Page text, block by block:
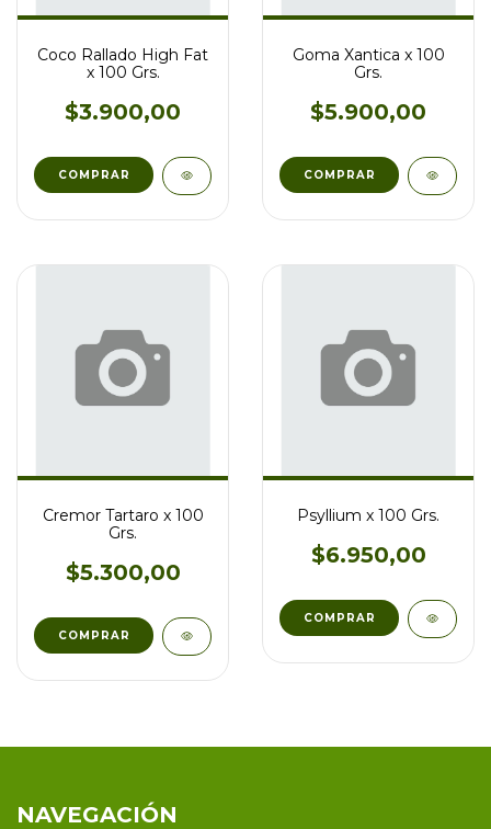
Coco Rallado High Fat
x 100 Grs.
$3.900,00
Goma Xantica x 100
Grs.
$5.900,00
Cremor Tartaro x 100
Grs.
$5.300,00
Psyllium x 100 Grs.
$6.950,00
NAVEGACIÓN